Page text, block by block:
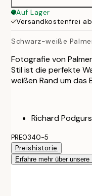
Auf Lager
Versandkostenfrei
Schwarz-weiße
Fotografie von
Stil ist die perfekte
weißen Rand um das
Richard
PRE0340-5
Preishistorie
Erfahre mehr über unsere